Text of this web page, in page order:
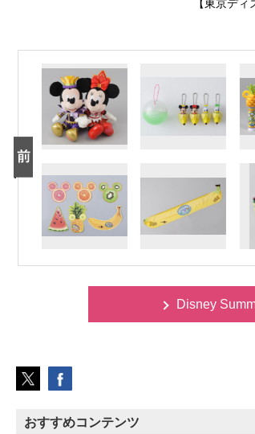
【東京デ
Disney
おすすめコンテンツ